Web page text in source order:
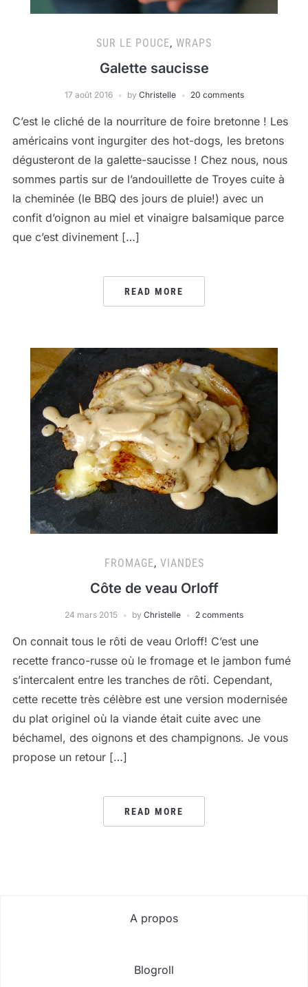
SUR LE POUCE, WRAPS
Galette saucisse
17 août 2016 by Christelle 20 comments
C’est le cliché de la nourriture de foire bretonne ! Les
américains vont ingurgiter des hot-dogs, les bretons
dégusteront de la galette-saucisse ! Chez nous, nous
sommes partis sur de l’andouillette de Troyes cuite à
la cheminée (le BBQ des jours de pluie!) avec un
confit d’oignon au miel et vinaigre balsamique parce
que c’est divinement […]
READ MORE
FROMAGE, VIANDES
Côte de veau Orloff
24 mars 2015 by Christelle 2 comments
On connait tous le rôti de veau Orloff! C’est une
recette franco-russe où le fromage et le jambon fumé
s’intercalent entre les tranches de rôti. Cependant,
cette recette très célèbre est une version modernisée
du plat originel où la viande était cuite avec une
béchamel, des oignons et des champignons. Je vous
propose un retour […]
READ MORE
A propos
Blogroll